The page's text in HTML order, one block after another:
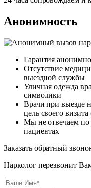
Анонимность
Гарантия
Отсутствие
выездной службы
Уличная одежда
символики
Врачи при выезде
цель своего
Мы не отвечаем по
пациентах
Заказать обратный
Нарколог перезвонит